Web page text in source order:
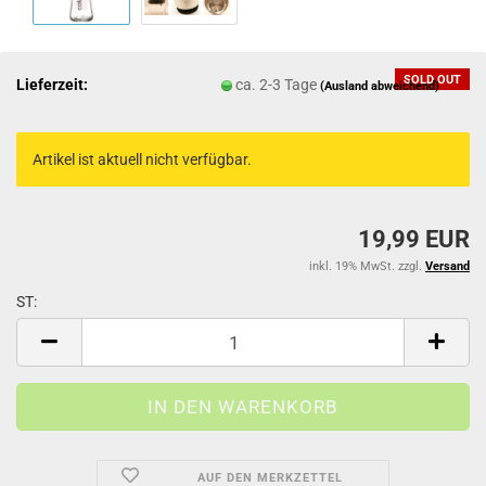
SOLD OUT
Lieferzeit: ca. 2-3 Tage(Ausland abweichend)
Artikel ist aktuell nicht verfügbar.
19,99 EUR
inkl. 19% MwSt. zzgl. Versand
ST:
AUF DEN MERKZETTEL